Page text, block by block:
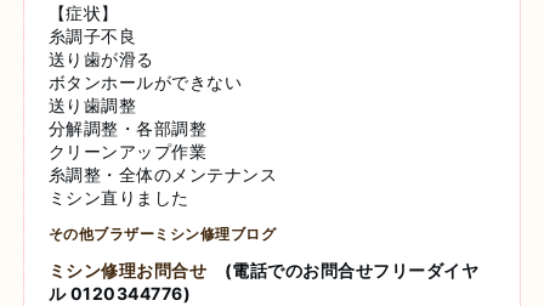
【症状】
糸調子不良
送り歯が滑る
ボタンホールができない
送り歯調整
分解調整・各部調整
クリーンアップ作業
糸調整・全体のメンテナンス
ミシン直りました
その他ブラザーミシン修理ブログ
ミシン修理お問合せ
(電話でのお問合せフリーダイヤ
ル 0120344776)